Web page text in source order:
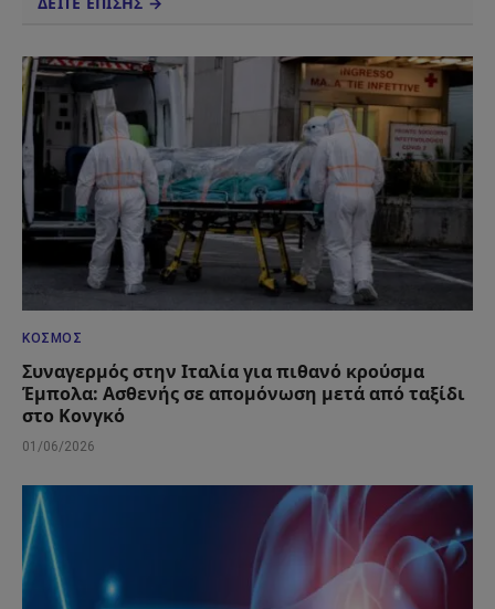
ΚΌΣΜΟΣ
Συναγερμός στην Ιταλία για πιθανό κρούσμα
Έμπολα: Ασθενής σε απομόνωση μετά από ταξίδι
στο Κονγκό
01/06/2026